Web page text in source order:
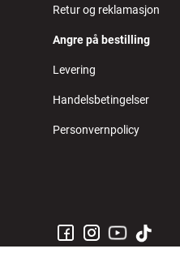
Retur og reklamasjon
Angre på bestilling
Levering
Handelsbetingelser
Personvernpolicy